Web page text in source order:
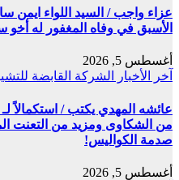
عزاء واجب / السيد اللواء
الأسبق في وفاه المغفور له أخو
أغسطس 5, 2026
آخر الأخبار
الشركة القابضة
عائشه المهدي يكتب / استكمالاً
من الشكاوى ومزيد من التعنت
صدمة الكواليس!
أغسطس 5, 2026